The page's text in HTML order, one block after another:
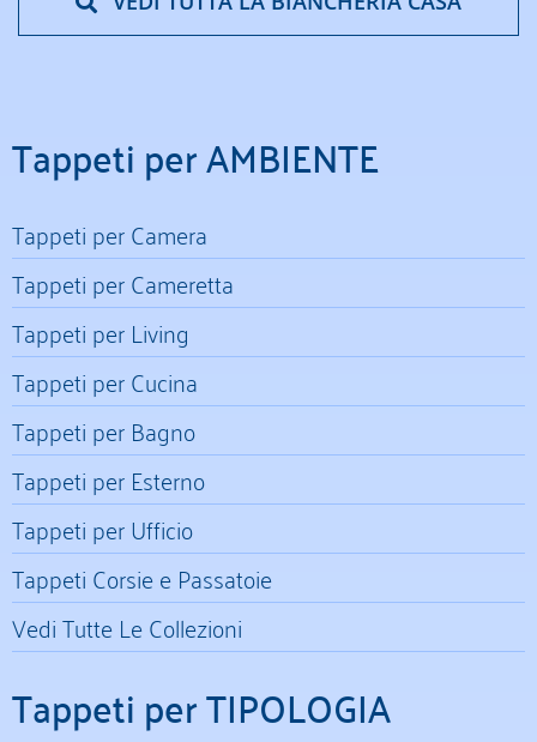
Tappeti per AMBIENTE
Tappeti per Camera
Tappeti per Cameretta
Tappeti per Living
Tappeti per Cucina
Tappeti per Bagno
Tappeti per Esterno
Tappeti per Ufficio
Tappeti Corsie e Passatoie
Vedi Tutte Le Collezioni
Tappeti per TIPOLOGIA